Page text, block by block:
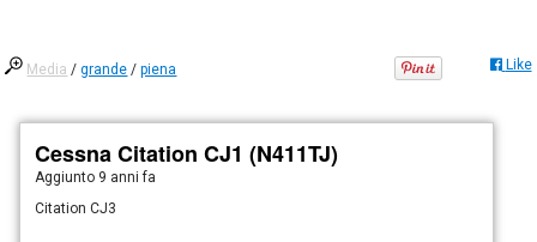
Media /grande /piena Like
Cessna Citation CJ1 (N411TJ)
Aggiunto 9 anni fa
Citation CJ3